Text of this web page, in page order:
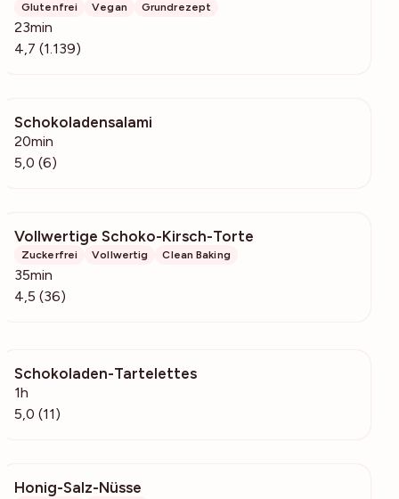
Glutenfrei Vegan Grundrezept
23min
4,7 (1.139)
Schokoladensalami
20min
5,0 (6)
Vollwertige Schoko-Kirsch-Torte
Zuckerfrei Vollwertig Clean Baking
35min
4,5 (36)
Schokoladen-Tartelettes
1h
5,0 (11)
Honig-Salz-Nüsse